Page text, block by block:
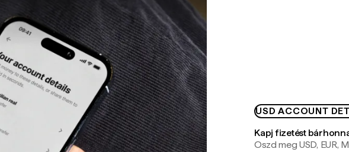
USD ACCOUNT
Kapj fizetést
Oszd meg USD, EUR,